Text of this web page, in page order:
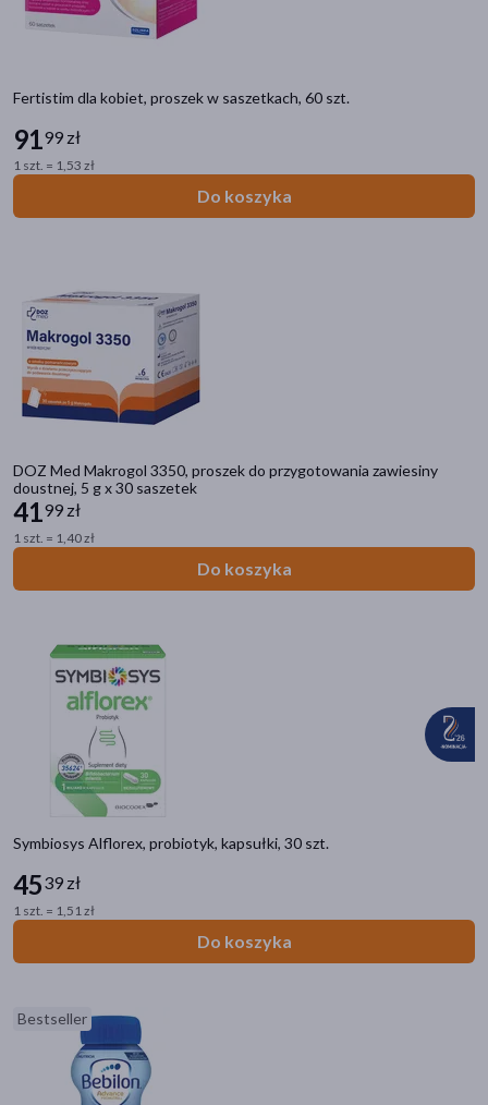
Fertistim dla kobiet, proszek w saszetkach, 60 szt.
9199 zł
1 szt. = 1,53 zł
Do koszyka
DOZ Med Makrogol 3350, proszek do przygotowania zawiesiny
doustnej, 5 g x 30 saszetek
4199 zł
1 szt. = 1,40 zł
Do koszyka
Symbiosys Alflorex, probiotyk, kapsułki, 30 szt.
4539 zł
1 szt. = 1,51 zł
Do koszyka
Bestseller
(116)
mleko(13)
pokaż więcej
kompletna(54)
wysokobiałkowa(37)
niekompletna (cząstkowa)
bezresztkowa(3)
pokaż więcej
Bez glutenu(359)
Bez laktozy
Zawiera mleko(142)
pokaż więcej
Linia produktowa
BabyOno Take Care!
Gerber Gerber
Mustela Bebe-Enfant
Pampers Premium Care(26)
Bioderma Atoderm
pokaż więcej